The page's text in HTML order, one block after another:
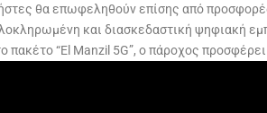
θα επωφεληθούν επίσης από
και διασκεδαστική ψηφιακή
πακέτο “El Manzil 5G”, ο πάροχος